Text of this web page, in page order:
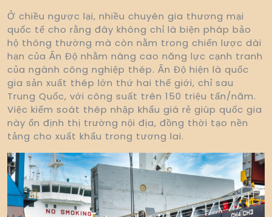
Ở chiều ngược lại, nhiều chuyên gia thương mại
quốc tế cho rằng đây không chỉ là biện pháp bảo
hộ thông thường mà còn nằm trong chiến lược dài
hạn của Ấn Độ nhằm nâng cao năng lực cạnh tranh
của ngành công nghiệp thép. Ấn Độ hiện là quốc
gia sản xuất thép lớn thứ hai thế giới, chỉ sau
Trung Quốc, với công suất trên 150 triệu tấn/năm.
Việc kiểm soát thép nhập khẩu giá rẻ giúp quốc gia
này ổn định thị trường nội địa, đồng thời tạo nền
tảng cho xuất khẩu trong tương lai.